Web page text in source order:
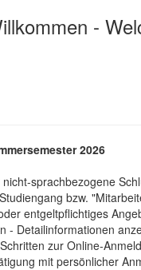
-
2026
sprachbezogene
bzw.
entgeltpflichtiges
- Detailinformationen
zur Online-
mit persönlicher